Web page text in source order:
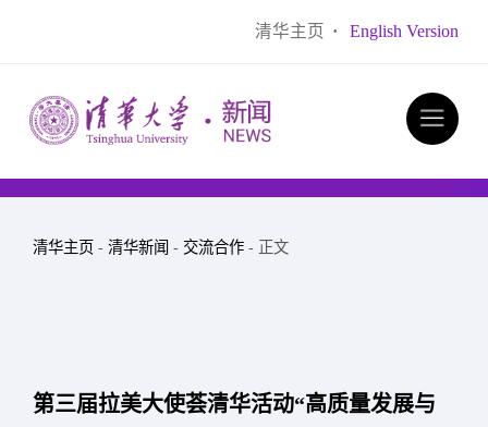
清华主页 · English Version
清华主页 - 清华新闻 - 交流合作 - 正文
第三届拉美大使荟清华活动“高质量发展与